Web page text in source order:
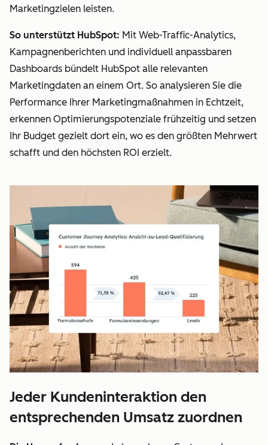
Marketingzielen leisten.
So unterstützt HubSpot: Mit Web-Traffic-Analytics,
Kampagnenberichten und individuell anpassbaren
Dashboards bündelt HubSpot alle relevanten
Marketingdaten an einem Ort. So analysieren Sie die
Performance Ihrer Marketingmaßnahmen in Echtzeit,
erkennen Optimierungspotenziale frühzeitig und setzen
Ihr Budget gezielt dort ein, wo es den größten Mehrwert
schafft und den höchsten ROI erzielt.
Jeder Kundeninteraktion den
entsprechenden Umsatz zuordnen